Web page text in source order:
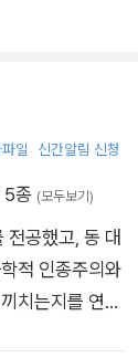
개의 반대편
게 말했다.
사시켰다. 노
야겠다고 마음
스며들고 있다.
부하려는 것이
는 끊임없이
나듯이, 테일러
오는 매슬로
종차별이있
십 년 동안끊
번성해왔던 블
일 신간알림 신청
5종 (모두보기)
공했고, 동 대
적 인종주의와
치는지를 연구